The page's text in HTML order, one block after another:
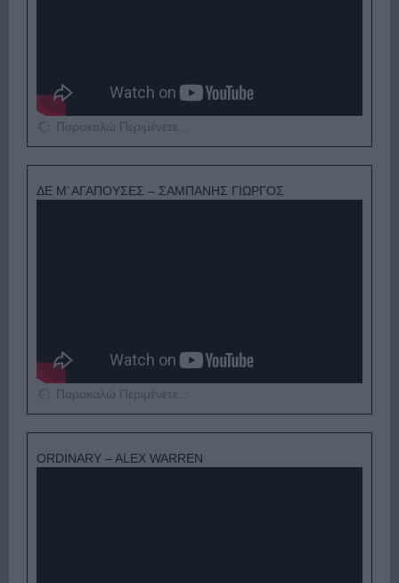
Παρακαλώ Περιμένετε...
ΔΕ Μ’ ΑΓΑΠΟΥΣΕΣ – ΣΑΜΠΑΝΗΣ ΓΙΩΡΓΟΣ
Παρακαλώ Περιμένετε...
ORDINARY – ALEX WARREN